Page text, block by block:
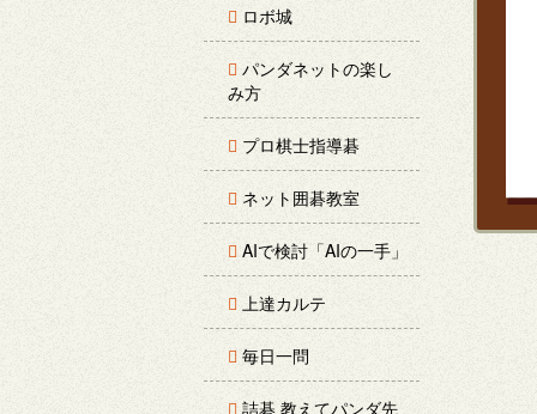
ロボ城
パンダネットの楽し
み方
プロ棋士指導碁
ネット囲碁教室
AIで検討「AIの一手」
上達カルテ
毎日一問
詰碁 教えてパンダ先